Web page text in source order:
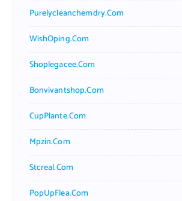
Purelycleanchemdry.com
WishOping.com
Shoplegacee.com
Bonvivantshop.com
CupPlante.com
Mpzin.com
Stcreal.com
PopUpFlea.com